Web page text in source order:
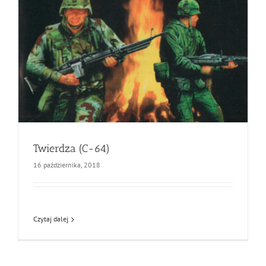
Twierdza (C-64)
16 października, 2018
Czytaj dalej